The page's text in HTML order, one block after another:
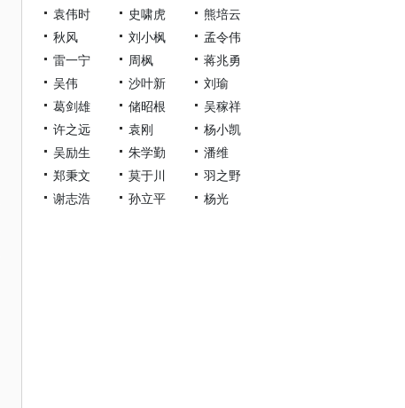
袁伟时
史啸虎
熊培云
秋风
刘小枫
孟令伟
雷一宁
周枫
蒋兆勇
吴伟
沙叶新
刘瑜
葛剑雄
储昭根
吴稼祥
许之远
袁刚
杨小凯
吴励生
朱学勤
潘维
郑秉文
莫于川
羽之野
谢志浩
孙立平 杨光